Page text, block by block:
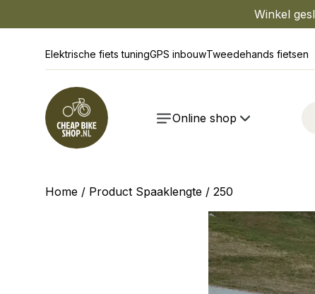
Winkel
Elektrische fiets tuningGPS inbouwTweedehands fietsen
Online shop
Home / Product Spaaklengte / 250